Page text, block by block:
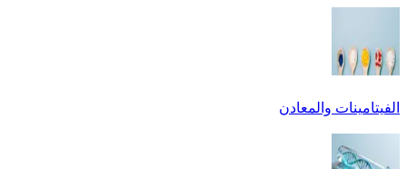
الفيتامينات والمعادن